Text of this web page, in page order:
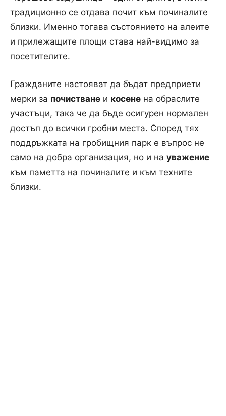
традиционно се отдава почит към починалите
близки. Именно тогава състоянието на алеите
и прилежащите площи става най-видимо за
посетителите.
Гражданите настояват да бъдат предприети
мерки за почистване и косене на обраслите
участъци, така че да бъде осигурен нормален
достъп до всички гробни места. Според тях
поддръжката на гробищния парк е въпрос не
само на добра организация, но и на уважение
към паметта на починалите и към техните
близки.